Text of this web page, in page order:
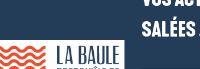
SALÉES